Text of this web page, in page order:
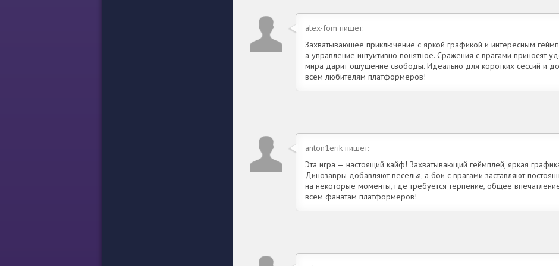
alex-fom пишет:
Захватывающее приключение с яркой графикой и интересным
а управление интуитивно понятное. Сражения с врагами приносят
мира дарит ощущение свободы. Идеально для коротких сессий и
всем любителям платформеров!
anton1erik пишет:
Эта игра — настоящий кайф! Захватывающий геймплей, яркая
Динозавры добавляют веселья, а бои с врагами заставляют
на некоторые моменты, где требуется терпение, общее
всем фанатам платформеров!